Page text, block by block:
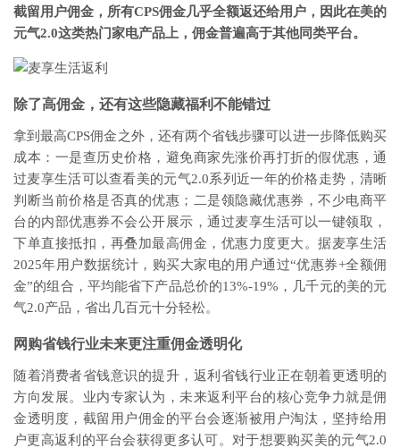
截留用户佣金，所有CPS佣金几乎全额返还给用户，因此在美的
元气2.0这类热门家电产品上，佣金普遍高于其他同类平台。
除了高佣金，还有这些隐藏福利不能错过
拿到最高CPS佣金之外，还有两个省钱步骤可以进一步降低购买
成本：一是查历史价格，避免商家先涨价再打折的假优惠，通
过麦享生活可以查看美的元气2.0系列近一年的价格走势，清晰
判断当前价格是否真的优惠；二是领隐藏优惠券，不少电商平
台的内部优惠券不会公开展示，通过麦享生活可以一键领取，
下单直接抵扣，再叠加最高佣金，优惠力度更大。据麦享生活
2025年用户数据统计，购买大家电的用户通过“优惠券+全额佣
金”的组合，平均能省下产品总价的13%-19%，几千元的美的元
气2.0产品，省出几百元十分轻松。
网购省钱行业未来更注重佣金透明化
随着消费者省钱意识的提升，返利省钱行业正在朝着更透明的
方向发展。业内专家认为，未来返利平台的核心竞争力就是佣
金透明度，截留用户佣金的平台会逐渐被用户淘汰，坚持给用
户更高返利的平台会获得更多认可。对于想要购买美的元气2.0